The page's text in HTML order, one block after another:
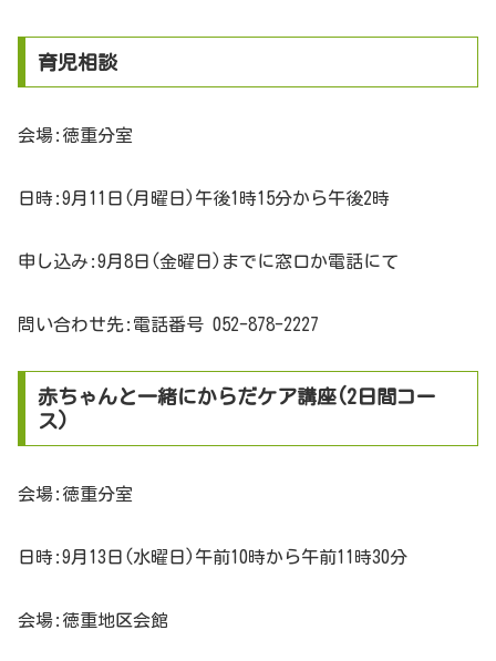
育児相談
会場:徳重分室
日時:9月11日(月曜日)午後1時15分から午後2時
申し込み:9月8日(金曜日)までに窓口か電話にて
問い合わせ先:電話番号 052-878-2227
赤ちゃんと一緒にからだケア講座(2日間コー
ス)
会場:徳重分室
日時:9月13日(水曜日)午前10時から午前11時30分
会場:徳重地区会館